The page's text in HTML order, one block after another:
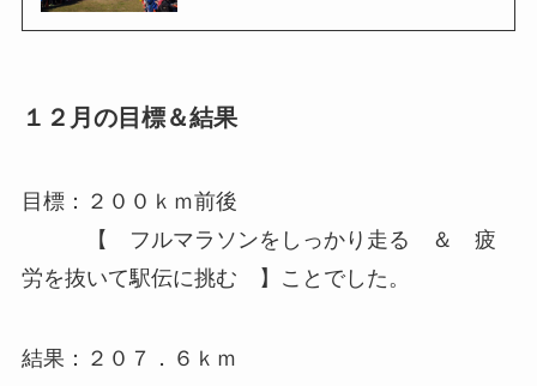
１２月の目標＆結果
目標：２００ｋｍ前後
【 フルマラソンをしっかり走る ＆ 疲
労を抜いて駅伝に挑む 】ことでした。
結果：２０７．６ｋｍ